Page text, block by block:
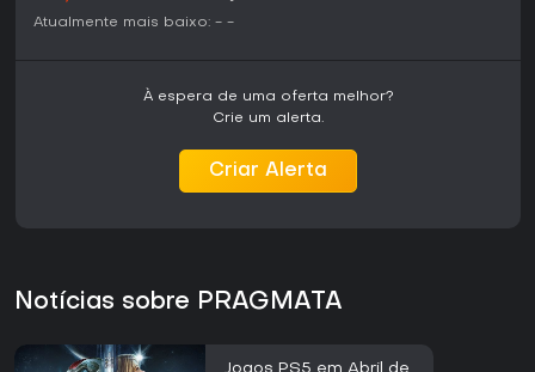
Atualmente mais baixo: - -
À espera de uma oferta melhor?
Crie um alerta.
Criar Alerta
Notícias sobre PRAGMATA